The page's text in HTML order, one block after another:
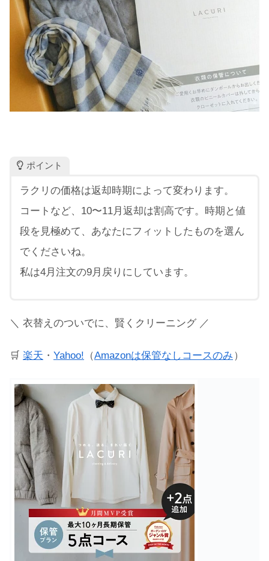
ポイント
ラクリの価格は返却時期によって変わります。
コートなど、10〜11月返却は割高です。時期と値
段を見極めて、あなたにフィットしたものを選ん
でくださいね。
私は4月注文の9月戻りにしています。
＼ 衣替えのついでに、賢くクリーニング ／
🛒 楽天 ・ Yahoo! （Amazonは保管なしコースのみ ）